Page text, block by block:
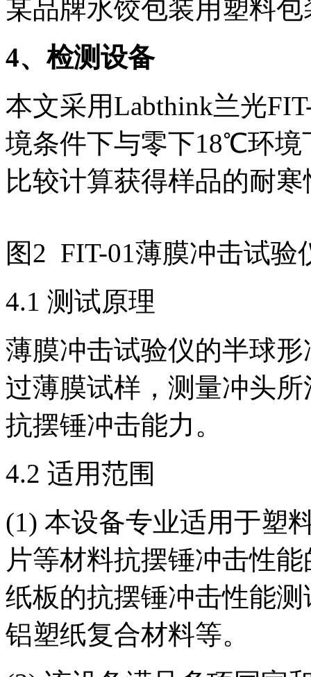
某品牌水饺包装用塑料包
4、检测设备
本文采用Labthink兰光
境条件下与零下18℃环境
比较计算获得样品的耐
图2 FIT-01薄膜冲击试验
4.1 测试原理
薄膜冲击试验仪的半球
过薄膜试样，测量冲头
抗摆锤冲击能力。
4.2 适用范围
(1) 本设备专业适用于塑
片等材料抗摆锤冲击性
纸板的抗摆锤冲击性能
铝塑纸复合材料等。